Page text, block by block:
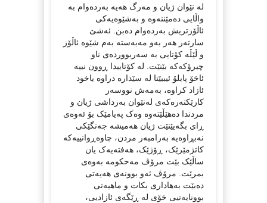
لە نێوان ژیان و مەرگ هەیە بەردەوام بە
واڵایی دەمێننەوە و بەشێوەیەکی
ئاڵۆزتریش بەردەوام دەبن. ئەشێ
سارتەر هەر بەو مەبەستە بەم شێوە ئاڵۆز
و ڵێڵە کۆتایی بە سەربووردەی ناو
چیرۆکەکە بێنێت. لە کۆتاییدا ڕوون نییە
ئاخۆ پابلۆ ئیبیێتا لە سێدارە دراوە یاخود
ئازاد کراوە، بەمەش نووسەر
کارێکتەرەکەی لەنێوان بەرداشی ژیان و
مردندا دەهێڵێتەوە وەک پەیامێک بۆ ئەوەی
ڕای بگەیێنێت ژیان هەمیشە جەنگێکی
نەبڕاوەیە بەرامبەر مردن، چاوەڕوانییەکە
کاتژمێرێک، ڕۆژێک، هەفتەیەک یان
ساڵێک بێت مرۆڤ مەحکومە بەوەی
بمرێت. مرۆڤ ئەو بوونەی هەیەتی
دەبێت بەهاداری بکات و ماهیەتی
بوونایەتیی خۆی لە ڕێگەی ئازادیی،